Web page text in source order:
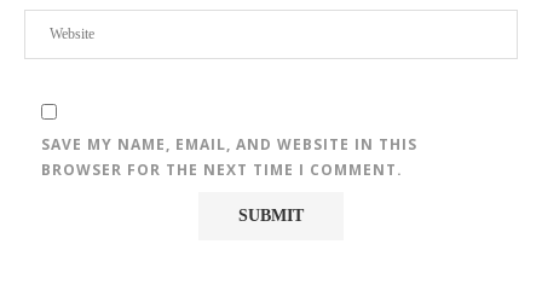
SAVE MY NAME, EMAIL, AND WEBSITE IN THIS
BROWSER FOR THE NEXT TIME I COMMENT.